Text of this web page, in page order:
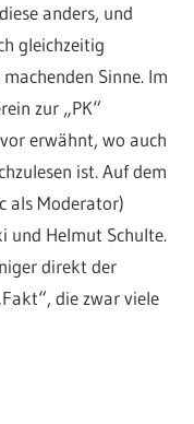
anders, und
gleichzeitig
Sinne. Im
zur „PK“
erwähnt, wo auch
ist. Auf dem
als Moderator)
und Helmut Schulte.
direkt der
die zwar viele